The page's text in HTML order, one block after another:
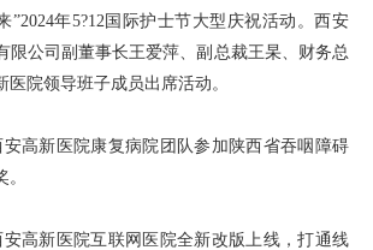
”2024年5?12国际护士节大型庆祝活动。西安
限公司副董事长王爱萍、副总裁王杲、财务总
医院领导班子成员出席活动。
安高新医院康复病院团队参加陕西省吞咽障碍
安高新医院互联网医院全新改版上线，打通线